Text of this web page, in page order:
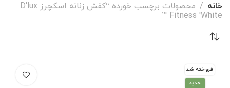
خانه
محصولات برچسب خورده “کفش زنانه اسکچرز D'lux
Fitness 'White '”
فروخته شد
جدید